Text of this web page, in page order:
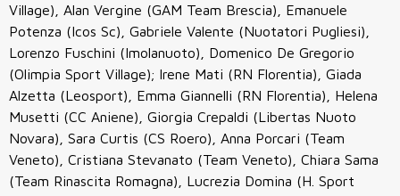
Village), Alan Vergine (GAM Team Brescia), Emanuele
Potenza (Icos Sc), Gabriele Valente (Nuotatori Pugliesi),
Lorenzo Fuschini (Imolanuoto), Domenico De Gregorio
(Olimpia Sport Village); Irene Mati (RN Florentia), Giada
Alzetta (Leosport), Emma Giannelli (RN Florentia), Helena
Musetti (CC Aniene), Giorgia Crepaldi (Libertas Nuoto
Novara), Sara Curtis (CS Roero), Anna Porcari (Team
Veneto), Cristiana Stevanato (Team Veneto), Chiara Sama
(Team Rinascita Romagna), Lucrezia Domina (H. Sport